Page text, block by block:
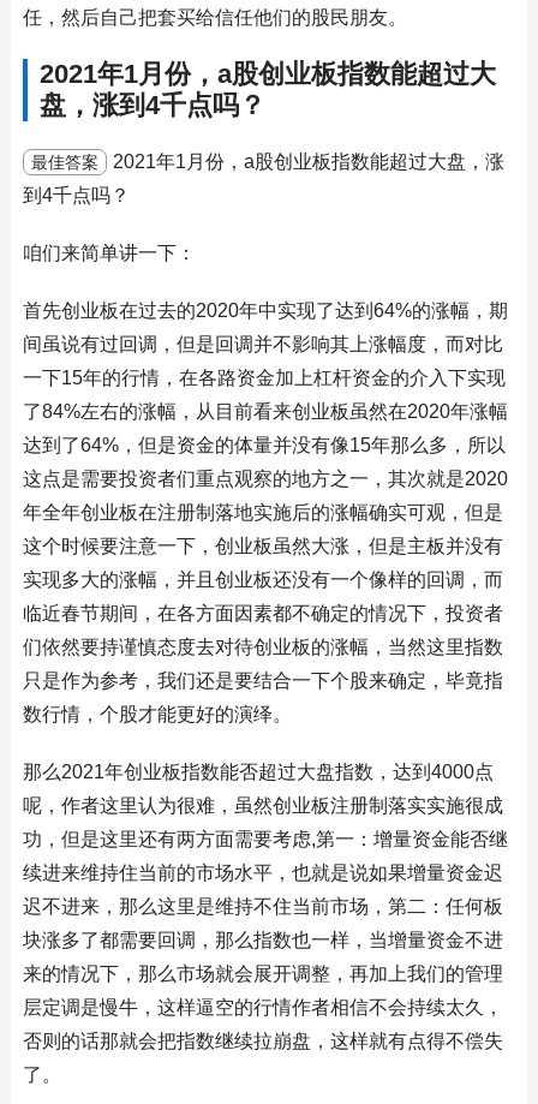
任，然后自己把套买给信任他们的股民朋友。
2021年1月份，a股创业板指数能超过大
盘，涨到4千点吗？
最佳答案
2021年1月份，a股创业板指数能超过大盘，涨
到4千点吗？
咱们来简单讲一下：
首先创业板在过去的2020年中实现了达到64%的涨幅，期
间虽说有过回调，但是回调并不影响其上涨幅度，而对比
一下15年的行情，在各路资金加上杠杆资金的介入下实现
了84%左右的涨幅，从目前看来创业板虽然在2020年涨幅
达到了64%，但是资金的体量并没有像15年那么多，所以
这点是需要投资者们重点观察的地方之一，其次就是2020
年全年创业板在注册制落地实施后的涨幅确实可观，但是
这个时候要注意一下，创业板虽然大涨，但是主板并没有
实现多大的涨幅，并且创业板还没有一个像样的回调，而
临近春节期间，在各方面因素都不确定的情况下，投资者
们依然要持谨慎态度去对待创业板的涨幅，当然这里指数
只是作为参考，我们还是要结合一下个股来确定，毕竟指
数行情，个股才能更好的演绎。
那么2021年创业板指数能否超过大盘指数，达到4000点
呢，作者这里认为很难，虽然创业板注册制落实实施很成
功，但是这里还有两方面需要考虑,第一：增量资金能否继
续进来维持住当前的市场水平，也就是说如果增量资金迟
迟不进来，那么这里是维持不住当前市场，第二：任何板
块涨多了都需要回调，那么指数也一样，当增量资金不进
来的情况下，那么市场就会展开调整，再加上我们的管理
层定调是慢牛，这样逼空的行情作者相信不会持续太久，
否则的话那就会把指数继续拉崩盘，这样就有点得不偿失
了。